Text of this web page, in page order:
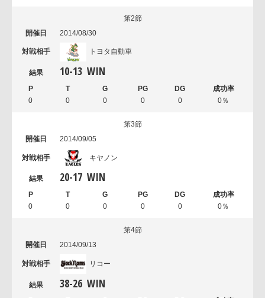
第2節
2014/08/30
トヨタ自動車
10-13 WIN
0 0 0 0 0 0％
第3節
2014/09/05
キヤノン
20-17 WIN
0 0 0 0 0 0％
第4節
2014/09/13
リコー
38-26 WIN